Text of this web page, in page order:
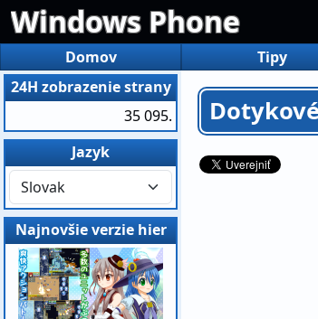
Windows Phone
Domov Tipy
24H zobrazenie strany
35 095.
Jazyk
Najnovšie verzie hier